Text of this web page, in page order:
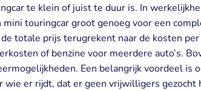
te klein of juist te duur is. In
touringcar groot genoeg voor een
totale prijs terugrekent naar de kosten
of benzine voor meerdere auto’s.
Een belangrijk voordeel is
er rijdt, dat er geen vrijwilligers